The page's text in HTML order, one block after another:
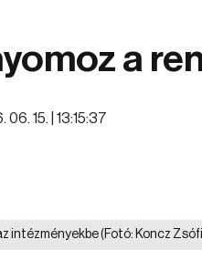
a
06. 15. | 13:15:37
intézményekbe(Fotó: Koncz